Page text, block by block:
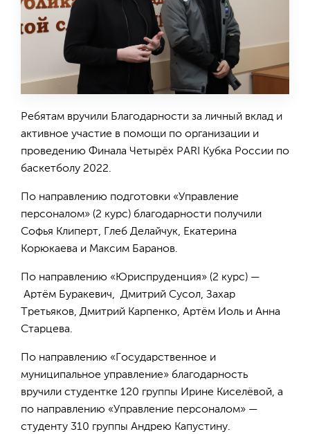
Ребятам вручили Благодарности за личный вклад и
активное участие в помощи по организации и
проведению Финала Четырёх PARI Кубка России по
баскетболу 2022.
По направлению подготовки «Управление
персоналом» (2 курс) благодарности получили
Софья Клиперт, Глеб Делайчук, Екатерина
Корюкаева и Максим Баранов.
По направлению «Юриспруденция» (2 курс) —
Артём Буракевич, Дмитрий Сусол, Захар
Третьяков, Дмитрий Карпенко, Артём Иоль и Анна
Старцева.
По направлению «Государственное и
муниципальное управление» благодарность
вручили студентке 120 группы Ирине Киселёвой, а
по направлению «Управление персоналом» —
студенту 310 группы Андрею Капустину.